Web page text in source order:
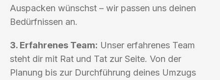
Auspacken wünschst – wir passen uns deinen
Bedürfnissen an.
3. Erfahrenes Team: Unser erfahrenes Team
steht dir mit Rat und Tat zur Seite. Von der
Planung bis zur Durchführung deines Umzugs